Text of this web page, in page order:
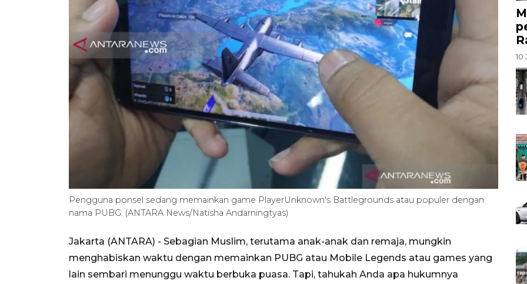
Pengguna ponsel sedang memainkan game PlayerUnknown's Battlegrounds atau populer dengan
nama PUBG. (ANTARA News/Natisha Andarningtyas)
Jakarta (ANTARA) - Sebagian Muslim, terutama anak-anak dan remaja, mungkin
menghabiskan waktu dengan memainkan PUBG atau Mobile Legends atau games yang
lain sembari menunggu waktu berbuka puasa. Tapi, tahukah Anda apa hukumnya
10